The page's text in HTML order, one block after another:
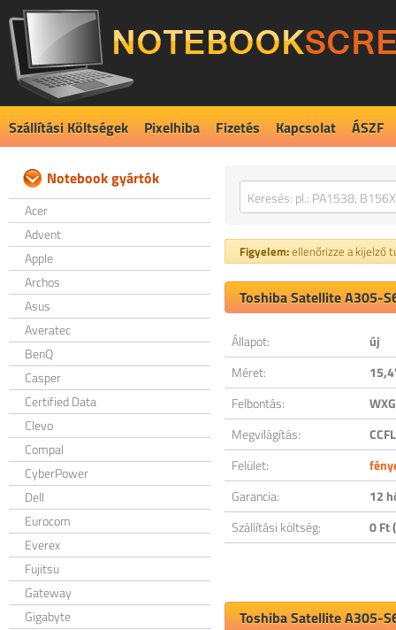
Szállítási Költségek Pixelhiba Fizetés Kapcsolat ÁSZF
Notebook gyártók
Acer
Advent
Apple
Archos
Asus
Averatec
BenQ
Casper
Certified Data
Clevo
Compal
CyberPower
Dell
Eurocom
Everex
Fujitsu
Gateway
Gigabyte
Figyelem:ellenőrizze a kijelző
Toshiba Satellite A305-
Állapot:
új
Méret:
Felbontás:
Megvilágítás:
CCFL
Felület:
Garancia:
12
Szállítási költség:
0 Ft
Toshiba Satellite A305-